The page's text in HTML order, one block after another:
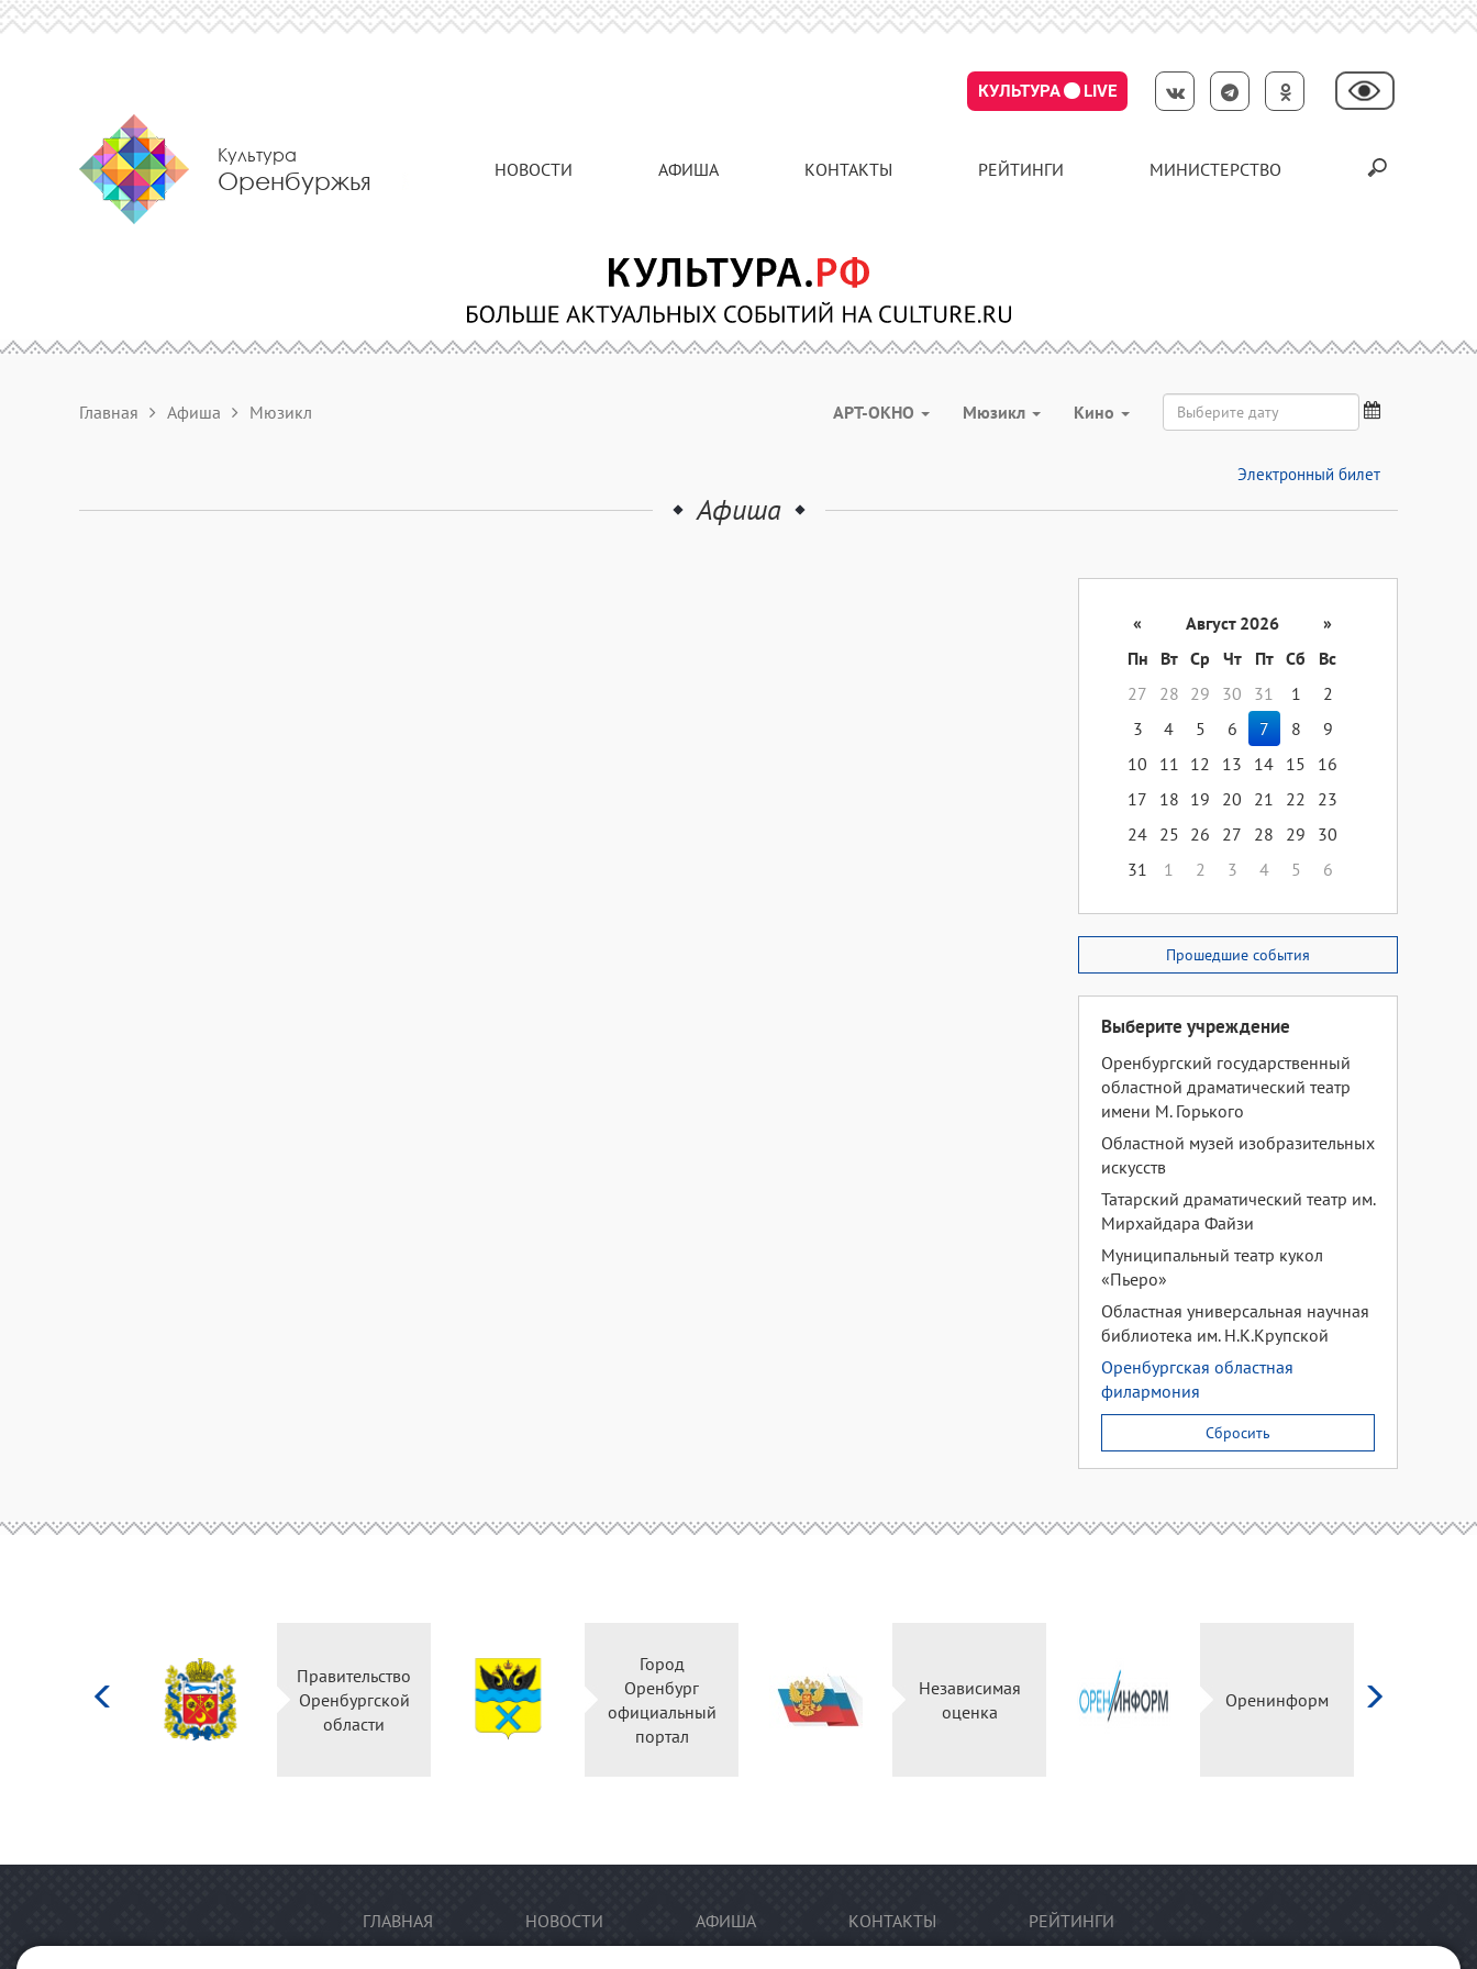
КУЛЬТУРА LIVE
Культура
Оренбуржья НОВОСТИ АФИША КОНТАКТЫ РЕЙТИНГИ МИНИСТЕРСТВО
Главная Афиша Мюзикл АРТ-ОКНО Мюзикл Кино
Электронный билет
Афиша
« Август 2026
»
Пн
Вт Ср Чт Пт Сб
Вс
27
28 29 30 31 1
2
3
4 5 6 7 8
9
10
11 12 13 14 15
16
17
18 19 20 21 22
23
24 25 26 27 28 29
30
31
1 2 3 4 5 6
Прошедшие события
Выберите учреждение
Оренбургский государственный
областной драматический театр
имени М. Горького
Областной музей изобразительных
искусств
Татарский драматический театр им.
Мирхайдара Файзи
Муниципальный театр кукол
«Пьеро»
Областная универсальная научная
библиотека им. Н.К.Крупской
Оренбургская областная
филармония
Сбросить
Правительство
Оренбургской
области
Город
Оренбург
официальный
портал
Независимая
оценка
Оренинформ
ГЛАВНАЯ НОВОСТИ АФИША КОНТАКТЫ РЕЙТИНГИ